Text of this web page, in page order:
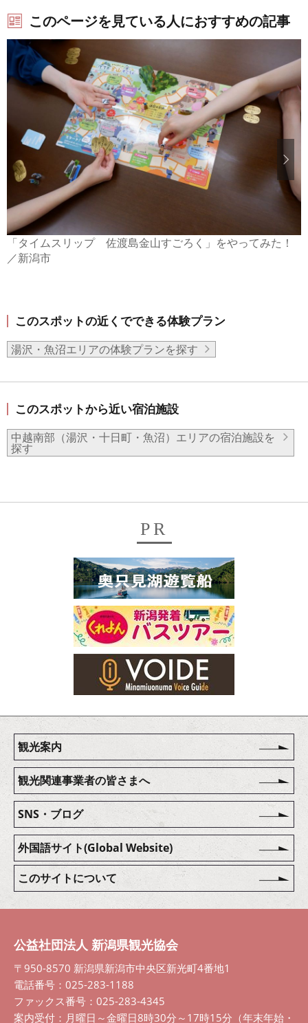
このページを見ている人におすすめの記事
「タイムスリップ 佐渡島金山すごろく」をやってみた！
／新潟市
このスポットの近くでできる体験プラン
湯沢・魚沼エリアの体験プランを探す
このスポットから近い宿泊施設
中越南部（湯沢・十日町・魚沼）エリアの宿泊施設を
探す
PR
観光案内
観光関連事業者の皆さまへ
SNS・ブログ
外国語サイト(Global Website)
このサイトについて
公益社団法人 新潟県観光協会
〒950-8570 新潟県新潟市中央区新光町4番地1
電話番号：025-283-1188
ファックス番号：025-283-4345
案内受付：月曜日～金曜日8時30分～17時15分（年末年始・